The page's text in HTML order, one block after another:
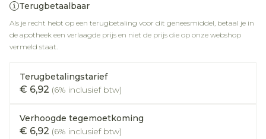
Terugbetaalbaar
Als je recht hebt op een terugbetaling voor dit geneesmiddel, betaal je in
de apotheek een verlaagde prijs en niet de prijs die op onze webshop
vermeld staat.
Terugbetalingstarief
€ 6,92 (6% inclusief btw)
Verhoogde tegemoetkoming
€ 6,92 (6% inclusief btw)